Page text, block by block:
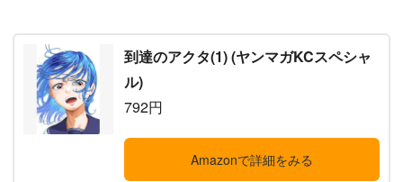
到達のアクタ(1) (ヤンマガKCスペシャ
ル)
792円
Amazonで詳細をみる